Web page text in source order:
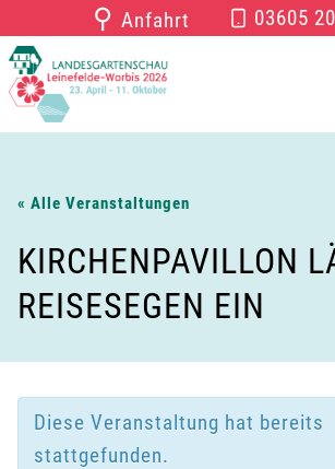
Inhalt
springen
⚲ Anfahrt 03605
« Alle Veranstaltungen
KIRCHENPAVILLON
REISESEGEN EIN
Diese Veranstaltung hat bereits
stattgefunden.